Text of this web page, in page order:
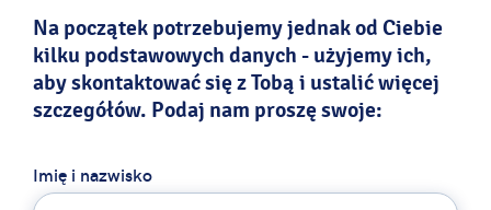
Na początek potrzebujemy jednak od Ciebie
kilku podstawowych danych - użyjemy ich,
aby skontaktować się z Tobą i ustalić więcej
szczegółów. Podaj nam proszę swoje:
Imię i nazwisko